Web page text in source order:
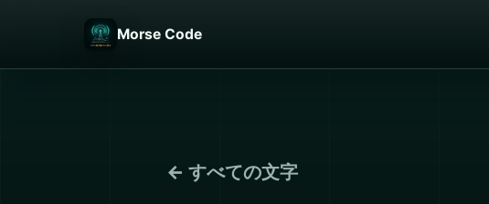
Morse Code
← すべての文字